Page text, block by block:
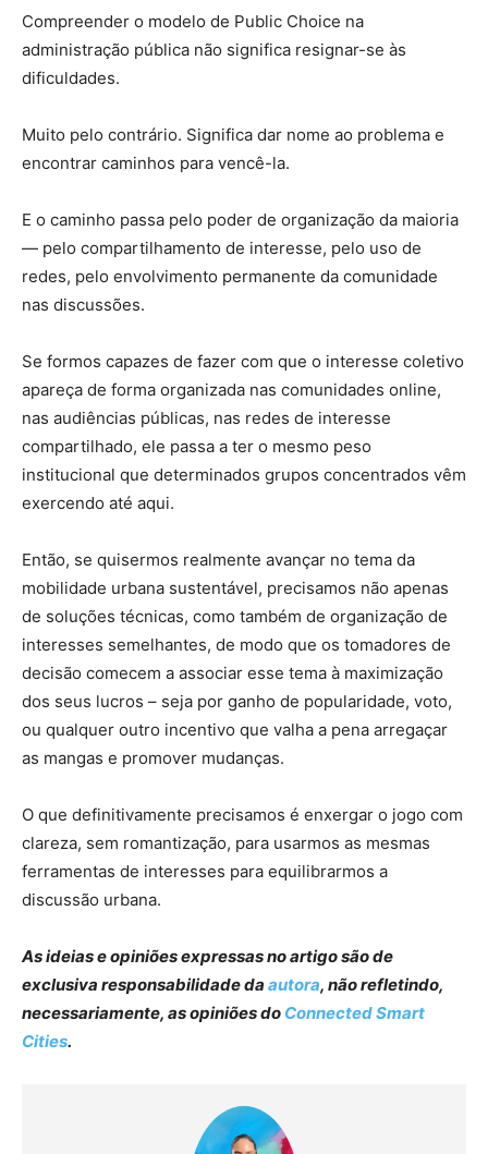
Compreender o modelo de Public Choice na
administração pública não significa resignar-se às
dificuldades.
Muito pelo contrário. Significa dar nome ao problema e
encontrar caminhos para vencê-la.
E o caminho passa pelo poder de organização da maioria
— pelo compartilhamento de interesse, pelo uso de
redes, pelo envolvimento permanente da comunidade
nas discussões.
Se formos capazes de fazer com que o interesse coletivo
apareça de forma organizada nas comunidades online,
nas audiências públicas, nas redes de interesse
compartilhado, ele passa a ter o mesmo peso
institucional que determinados grupos concentrados vêm
exercendo até aqui.
Então, se quisermos realmente avançar no tema da
mobilidade urbana sustentável, precisamos não apenas
de soluções técnicas, como também de organização de
interesses semelhantes, de modo que os tomadores de
decisão comecem a associar esse tema à maximização
dos seus lucros – seja por ganho de popularidade, voto,
ou qualquer outro incentivo que valha a pena arregaçar
as mangas e promover mudanças.
O que definitivamente precisamos é enxergar o jogo com
clareza, sem romantização, para usarmos as mesmas
ferramentas de interesses para equilibrarmos a
discussão urbana.
As ideias e opiniões expressas no artigo são de
exclusiva responsabilidade da autora, não refletindo,
necessariamente, as opiniões do Connected Smart
Cities.